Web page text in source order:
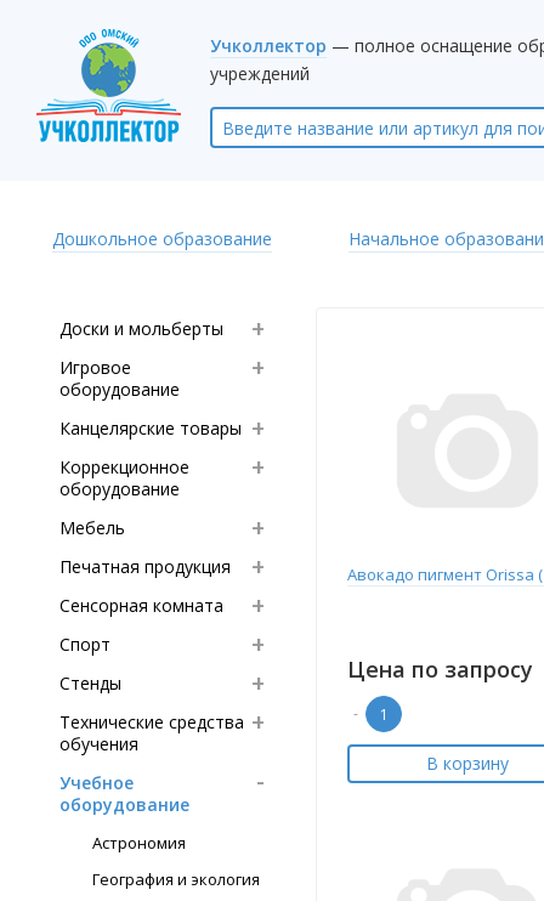
Учколлектор — полное оснащение
учреждений
Дошкольное образование Начальное
Доски и мольберты
Игровое
оборудование
Канцелярские товары
Коррекционное
оборудование
Мебель
Печатная продукция
Сенсорная комната
Спорт
Стенды
Технические средства
обучения
Учебное
оборудование
Астрономия
География и экология
Авокадо пигмент Orissa
Цена по запросу
-
В корзину